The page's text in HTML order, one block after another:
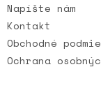
Napíšte nám
Kontakt
Obchodné
Ochrana